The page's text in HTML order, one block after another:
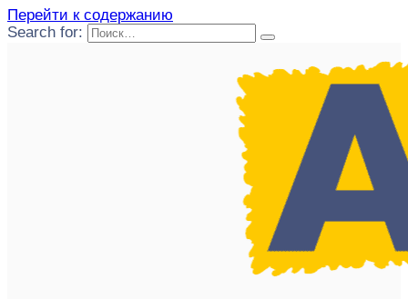
Перейти к содержанию
Search for: